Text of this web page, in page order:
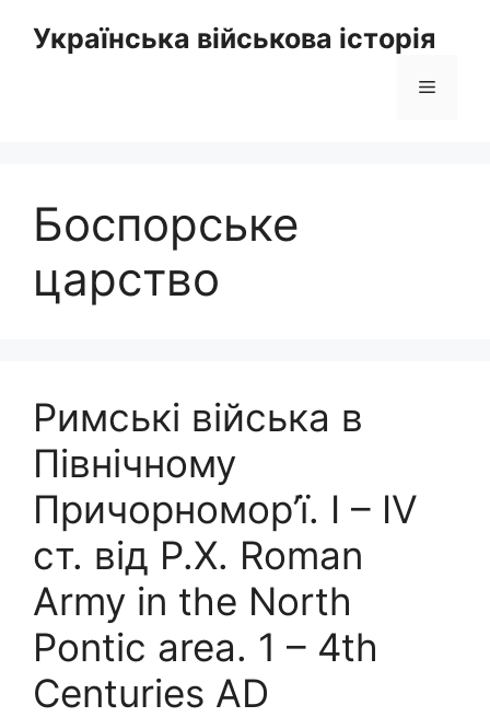
Українська військова історія
Меню
Боспорське
царство
Римські війська в
Північному
Причорномор’ї. І – IV
ст. від Р.Х. Roman
Army in the North
Pontic area. 1 – 4th
Centuries AD